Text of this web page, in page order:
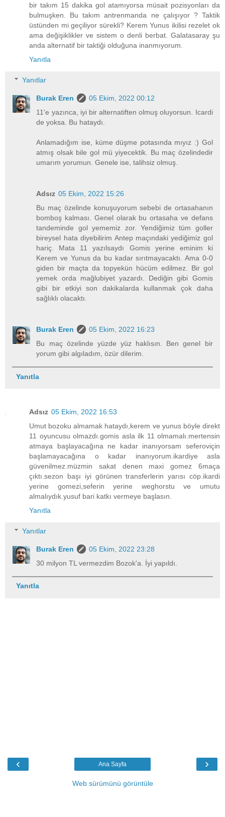
bir takım 15 dakika gol atamıyorsa müsait pozisyonları da
bulmuşken. Bu takım antrenmanda ne çalışıyor ? Taktik
üstünden mi geçiliyor sürekli? Kerem Yunus ikilisi rezelet ok
ama değişiklikler ve sistem o denli berbat. Galatasaray şu
anda alternatif bir taktiği olduğuna inanmıyorum.
Yanıtla
Yanıtlar
Burak Eren
05 Ekim, 2022 00:12
11'e yazınca, iyi bir alternatiften olmuş oluyorsun. Icardi
de yoksa. Bu hataydı.
Anlamadığım ise, küme düşme potasında mıyız :) Gol
atmış olsak bile gol mü yiyecektik. Bu maç özelindedir
umarım yorumun. Genele ise, talihsiz olmuş.
Adsız 05 Ekim, 2022 15:26
Bu maç özelinde konuşuyorum sebebi de ortasahanın
bomboş kalması. Genel olarak bu ortasaha ve defans
tandeminde gol yememiz zor. Yendiğimiz tüm goller
bireysel hata diyebilirim Antep maçındaki yediğimiz gol
hariç. Mata 11 yazılsaydı Gomis yerine eminim ki
Kerem ve Yunus da bu kadar sırıtmayacaktı. Ama 0-0
giden bir maçta da topyekün hücüm edilmez. Bir gol
yemek orda mağlubiyet yazardı. Dediğin gibi Gomis
gibi bir etkiyi son dakikalarda kullanmak çok daha
sağlıklı olacaktı.
Burak Eren
05 Ekim, 2022 16:23
Bu maç özelinde yüzde yüz haklısın. Ben genel bir
yorum gibi algıladım, özür dilerim.
Yanıtla
Adsız 05 Ekim, 2022 16:53
Umut bozoku almamak hataydı,kerem ve yunus böyle direkt
11 oyuncusu olmazdı.gomis asla ilk 11 olmamalı.mertensin
atmaya başlayacağına ne kadar inanıyorsam seferoviçin
başlamayacağına o kadar inanıyorum.ikardiye asla
güvenilmez.müzmin sakat denen maxi gomez 6maça
çıktı.sezon başı iyi görünen transferlerin yarısı cöp.ikardi
yerine gomezi,seferin yerine weghorstu ve umutu
almalıydık.yusuf bari katkı vermeye başlasın.
Yanıtla
Yanıtlar
Burak Eren
05 Ekim, 2022 23:28
30 milyon TL vermezdim Bozok'a. İyi yapıldı.
Yanıtla
‹ ›
Ana Sayfa
Web sürümünü görüntüle